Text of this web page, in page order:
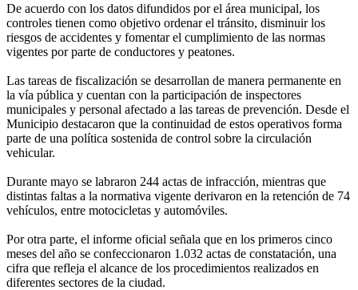
De acuerdo con los datos difundidos por el área municipal, los
controles tienen como objetivo ordenar el tránsito, disminuir los
riesgos de accidentes y fomentar el cumplimiento de las normas
vigentes por parte de conductores y peatones.
Las tareas de fiscalización se desarrollan de manera permanente en
la vía pública y cuentan con la participación de inspectores
municipales y personal afectado a las tareas de prevención. Desde el
Municipio destacaron que la continuidad de estos operativos forma
parte de una política sostenida de control sobre la circulación
vehicular.
Durante mayo se labraron 244 actas de infracción, mientras que
distintas faltas a la normativa vigente derivaron en la retención de 74
vehículos, entre motocicletas y automóviles.
Por otra parte, el informe oficial señala que en los primeros cinco
meses del año se confeccionaron 1.032 actas de constatación, una
cifra que refleja el alcance de los procedimientos realizados en
diferentes sectores de la ciudad.